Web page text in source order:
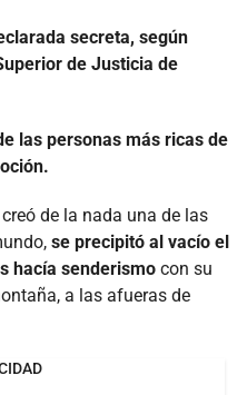
secreta, según
de Justicia de
las personas más ricas de
de la nada una de las
se precipitó al vacío el
hacía senderismo con su
a las afueras de